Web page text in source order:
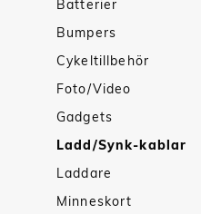
Batterier
Bumpers
Cykeltillbehör
Foto/Video
Gadgets
Ladd/Synk-kablar
Laddare
Minneskort